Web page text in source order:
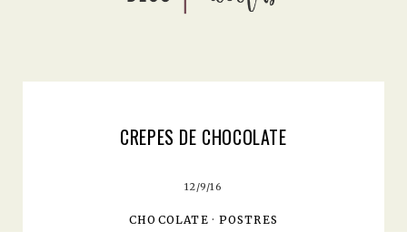
CREPES DE CHOCOLATE
12/9/16
CHOCOLATE · POSTRES